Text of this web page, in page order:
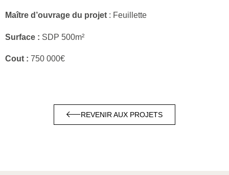
Maître d’ouvrage du projet : Feuillette
Surface : SDP 500m²
Cout : 750 000€
REVENIR AUX PROJETS